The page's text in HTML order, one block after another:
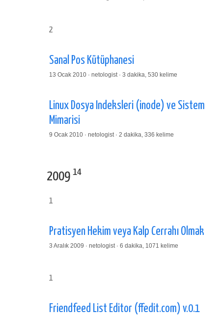
2
Sanal Pos Kütüphanesi
13 Ocak 2010 · netologist · 3 dakika, 530 kelime
Linux Dosya Indeksleri (inode) ve Sistem
Mimarisi
9 Ocak 2010 · netologist · 2 dakika, 336 kelime
2009 14
1
Pratisyen Hekim veya Kalp Cerrahı Olmak
3 Aralık 2009 · netologist · 6 dakika, 1071 kelime
1
Friendfeed List Editor (ffedit.com) v.0.1